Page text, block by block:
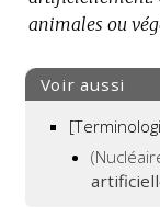
animales ou
Voir aussi